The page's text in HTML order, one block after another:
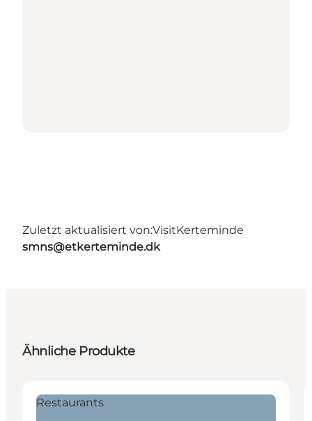
Zuletzt aktualisiert von:VisitKerteminde
smns@etkerteminde.dk
Ähnliche Produkte
Restaurants